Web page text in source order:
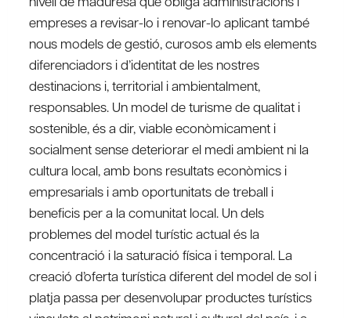
empreses a revisar-lo i renovar-lo aplicant també
nous models de gestió, curosos amb els elements
diferenciadors i d’identitat de les nostres
destinacions i, territorial i ambientalment,
responsables. Un model de turisme de qualitat i
sostenible, és a dir, viable econòmicament i
socialment sense deteriorar el medi ambient ni la
cultura local, amb bons resultats econòmics i
empresarials i amb oportunitats de treball i
beneficis per a la comunitat local. Un dels
problemes del model turístic actual és la
concentració i la saturació física i temporal. La
creació d’oferta turística diferent del model de sol i
platja passa per desenvolupar productes turístics